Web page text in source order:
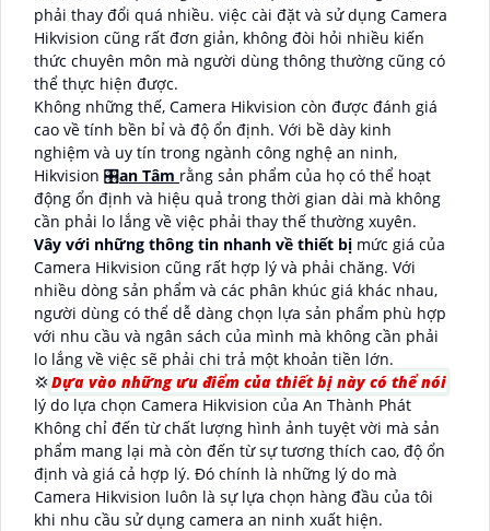
phải thay đổi quá nhiều. việc cài đặt và sử dụng Camera
Hikvision cũng rất đơn giản, không đòi hỏi nhiều kiến
thức chuyên môn mà người dùng thông thường cũng có
thể thực hiện được.
Không những thế, Camera Hikvision còn được đánh giá
cao về tính bền bỉ và độ ổn định. Với bề dày kinh
nghiệm và uy tín trong ngành công nghệ an ninh,
Hikvision 🎛an Tâm rằng sản phẩm của họ có thể hoạt
động ổn định và hiệu quả trong thời gian dài mà không
cần phải lo lắng về việc phải thay thế thường xuyên.
Vây với những thông tin nhanh về thiết bị mức giá của
Camera Hikvision cũng rất hợp lý và phải chăng. Với
nhiều dòng sản phẩm và các phân khúc giá khác nhau,
người dùng có thể dễ dàng chọn lựa sản phẩm phù hợp
với nhu cầu và ngân sách của mình mà không cần phải
lo lắng về việc sẽ phải chi trả một khoản tiền lớn.
💢Dựa vào những ưu điểm của thiết bị này có thể nói
lý do lựa chọn Camera Hikvision của An Thành Phát
Không chỉ đến từ chất lượng hình ảnh tuyệt vời mà sản
phẩm mang lại mà còn đến từ sự tương thích cao, độ ổn
định và giá cả hợp lý. Đó chính là những lý do mà
Camera Hikvision luôn là sự lựa chọn hàng đầu của tôi
khi nhu cầu sử dụng camera an ninh xuất hiện.